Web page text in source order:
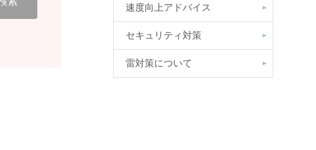
速度向上アドバイス
セキュリティ対策
雷対策について